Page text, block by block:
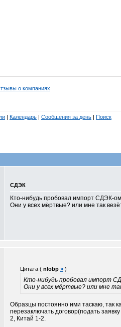
о компаниях
| Календарь | Сообщения за день | Поиск
СДЭК
Кто-нибудь пробовал импорт СДЭК-
Они у всех мёртвые? или мне так
Цитата ( nlobp » )
Кто-нибудь пробовал импорт
Они у всех мёртвые? или мне
Образцы постоянно ими таскаю, так
перезаключать договор(подать
2, Китай 1-2.